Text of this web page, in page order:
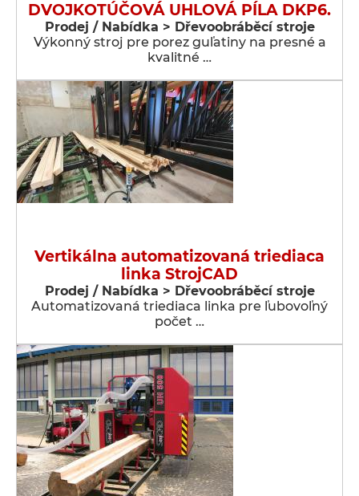
DVOJKOTÚČOVÁ UHLOVÁ PÍLA DKP6.
Prodej / Nabídka > Dřevoobráběcí stroje
Výkonný stroj pre porez guľatiny na presné a
kvalitné …
Vertikálna automatizovaná triediaca
linka StrojCAD
Prodej / Nabídka > Dřevoobráběcí stroje
Automatizovaná triediaca linka pre ľubovoľný
počet …